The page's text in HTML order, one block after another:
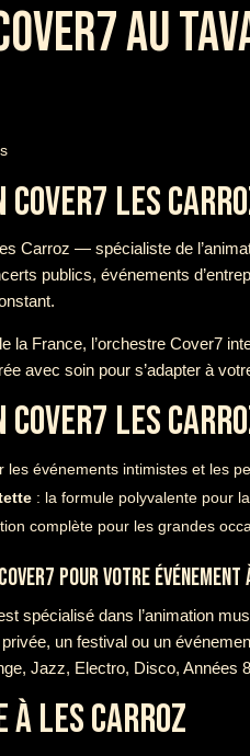
AU
COVER7 LES
Carroz — spécialiste de
publics, événements
la France, l’orchestre Cover7
avec soin pour s’adapter à
COVER7 LES
les événements intimistes et les
: la formule polyvalente pour
complète pour les grandes
POUR VOTRE
spécialisé dans l’animation
un festival ou un
Jazz, Electro, Disco, Années
À LES CARROZ